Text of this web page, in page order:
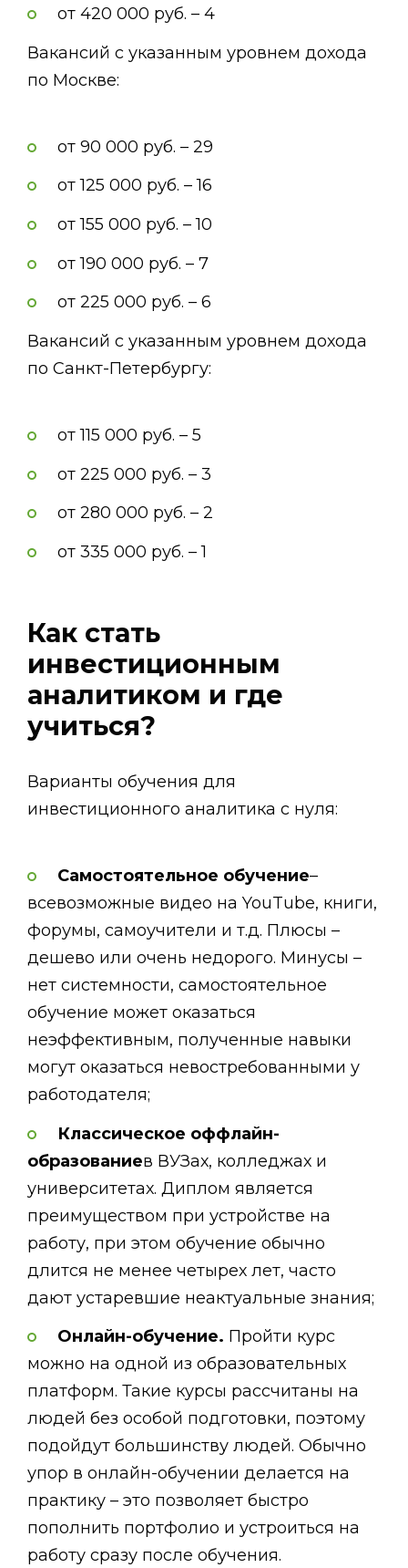
от 420 000 руб. – 4
Вакансий с указанным уровнем дохода
по Москве:
от 90 000 руб. – 29
от 125 000 руб. – 16
от 155 000 руб. – 10
от 190 000 руб. – 7
от 225 000 руб. – 6
Вакансий с указанным уровнем дохода
по Санкт-Петербургу:
от 115 000 руб. – 5
от 225 000 руб. – 3
от 280 000 руб. – 2
от 335 000 руб. – 1
Как стать
инвестиционным
аналитиком и где
учиться?
Варианты обучения для
инвестиционного аналитика с нуля:
Самостоятельное обучение–
всевозможные видео на YouTube, книги,
форумы, самоучители и т.д. Плюсы –
дешево или очень недорого. Минусы –
нет системности, самостоятельное
обучение может оказаться
неэффективным, полученные навыки
могут оказаться невостребованными у
работодателя;
Классическое оффлайн-
образованиев ВУЗах, колледжах и
университетах. Диплом является
преимуществом при устройстве на
работу, при этом обучение обычно
длится не менее четырех лет, часто
дают устаревшие неактуальные знания;
Онлайн-обучение. Пройти курс
можно на одной из образовательных
платформ. Такие курсы рассчитаны на
людей без особой подготовки, поэтому
подойдут большинству людей. Обычно
упор в онлайн-обучении делается на
практику – это позволяет быстро
пополнить портфолио и устроиться на
работу сразу после обучения.